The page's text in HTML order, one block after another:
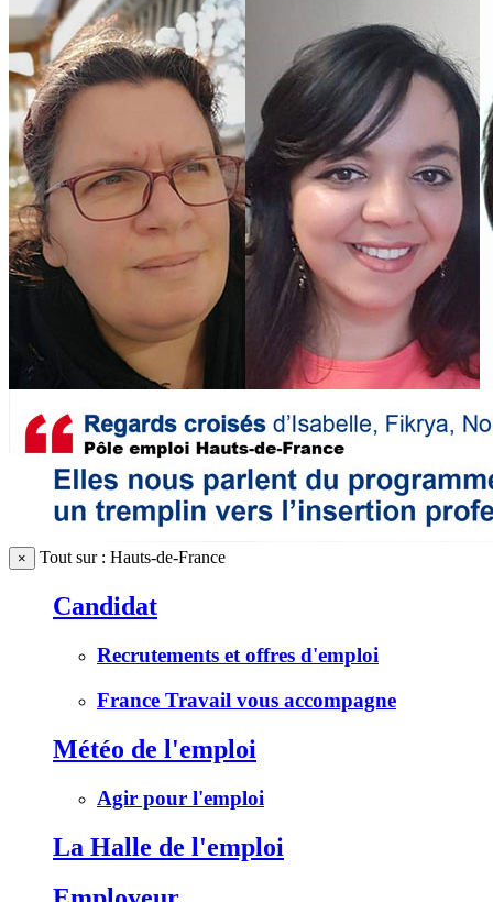
× Tout sur : Hauts-de-France
Candidat
Recrutements et offres d'emploi
France Travail vous accompagne
Météo de l'emploi
Agir pour l'emploi
La Halle de l'emploi